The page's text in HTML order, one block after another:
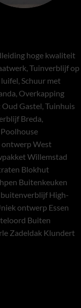
hoge kwaliteit
Tuinverblijf op
Schuur met
Overkapping
Gastel, Tuinhuis
Breda,
ontwerp West
Willemstad
Blokhut
Buitenkeuken
buitenverblijf High-
ontwerp Essen
Buiten
Zadeldak Klundert